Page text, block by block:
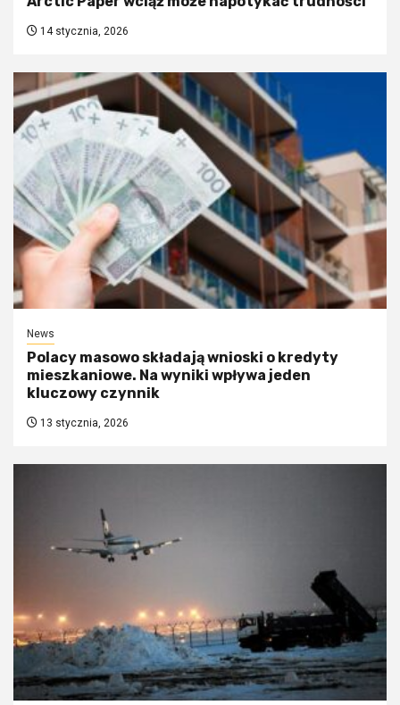
14 stycznia, 2026
News
Polacy masowo składają wnioski o kredyty
mieszkaniowe. Na wyniki wpływa jeden
kluczowy czynnik
13 stycznia, 2026